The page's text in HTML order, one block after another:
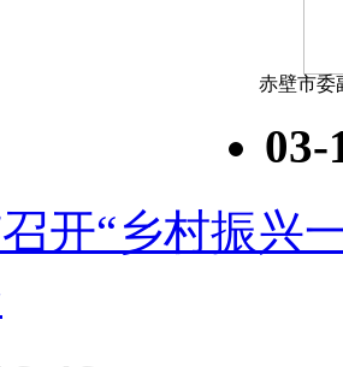
赤壁市
03-
开“乡村振兴